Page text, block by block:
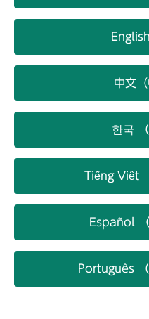
中文（
한국
Tiếng Việt
Español （
Português （